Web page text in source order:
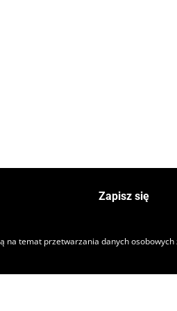
Zapisz się
na temat przetwarzania danych